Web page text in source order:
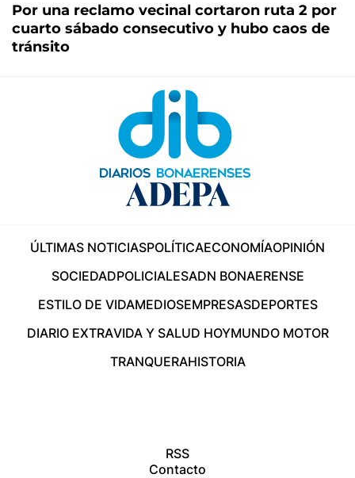
Por una reclamo vecinal cortaron ruta 2 por
cuarto sábado consecutivo y hubo caos de
tránsito
ÚLTIMAS NOTICIASPOLÍTICAECONOMÍAOPINIÓN
SOCIEDADPOLICIALESADN BONAERENSE
ESTILO DE VIDAMEDIOSEMPRESASDEPORTES
DIARIO EXTRAVIDA Y SALUD HOYMUNDO MOTOR
TRANQUERAHISTORIA
RSS
Contacto